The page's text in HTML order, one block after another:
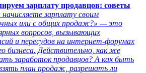
зарплату продавцов: советы
зарплату своим
или с общих продаж?» — это
вопросов, вызывающих
и пересудов на интернет-форумах
бизнеса. Действительно, как же
заработок продавцов? А как быть
план продаж, разрешать ли